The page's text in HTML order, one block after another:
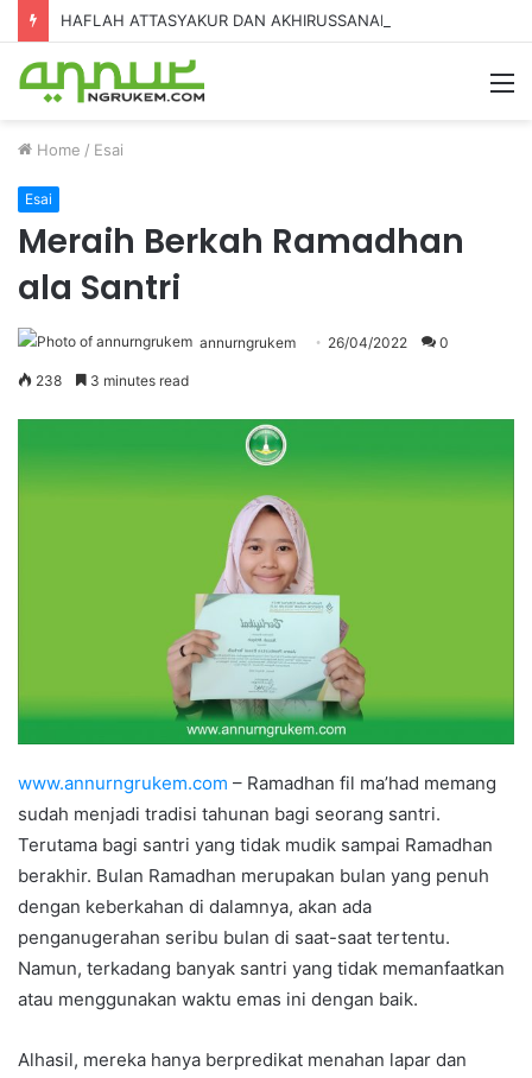
Home / Esai
Esai
Meraih Berkah Ramadhan
ala Santri
annurngrukem 26/04/2022 0
238 3 minutes read
www.annurngrukem.com – Ramadhan fil ma’had memang
sudah menjadi tradisi tahunan bagi seorang santri.
Terutama bagi santri yang tidak mudik sampai Ramadhan
berakhir. Bulan Ramadhan merupakan bulan yang penuh
dengan keberkahan di dalamnya, akan ada
penganugerahan seribu bulan di saat-saat tertentu.
Namun, terkadang banyak santri yang tidak memanfaatkan
atau menggunakan waktu emas ini dengan baik.
Alhasil, mereka hanya berpredikat menahan lapar dan